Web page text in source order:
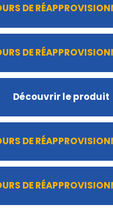
DE
DE
Découvrir le produit
DE
DE